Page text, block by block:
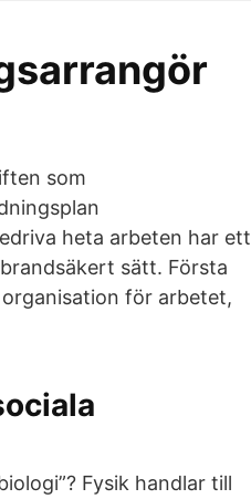
som
heta arbeten har ett
sätt. Första
för arbetet,
Fysik handlar till